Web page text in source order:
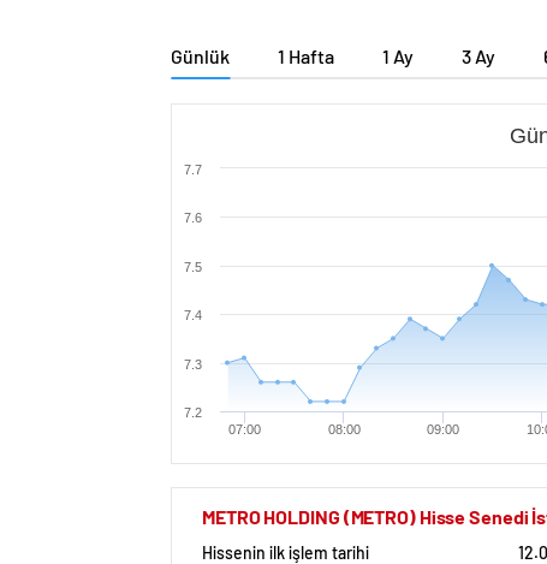
Günlük 1 Hafta 1 Ay 3 Ay
07:00 08:00 09:00
7.2
7.3
7.4
7.5
7.6
7.7
METRO HOLDING (METRO) Hisse Senedi
Hissenin ilk işlem tarihi